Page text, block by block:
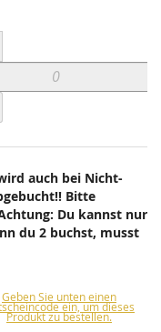
auch bei Nicht-
Bitte
Du kannst nur
du 2 buchst, musst
Geben Sie unten einen
ein, um dieses
Produkt zu bestellen.